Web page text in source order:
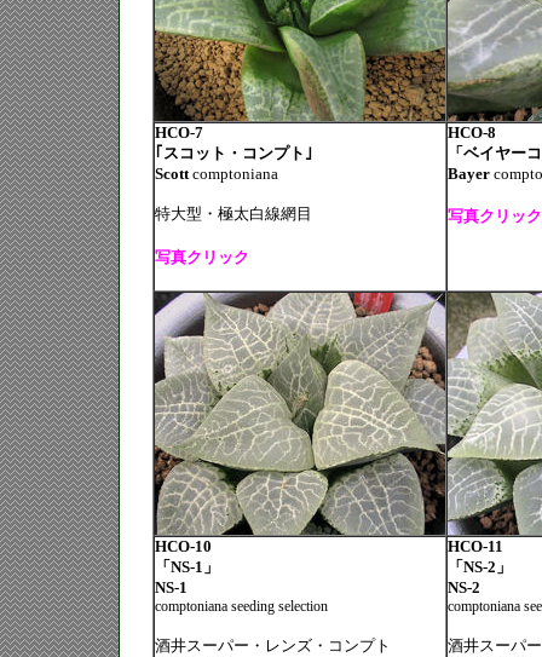
HCO-7
｢スコット・コンプト｣
Scottcomptoniana
特大型・極太白線網目
写真クリック
HCO-8
「ベイヤー
Bayer
写真クリック
HCO-10
「NS-1」
NS-1
comptoniana seeding selection
酒井スーパー・レンズ・コンプト
HCO-11
「NS-2」
NS-2
comptoniana
酒井スーパ